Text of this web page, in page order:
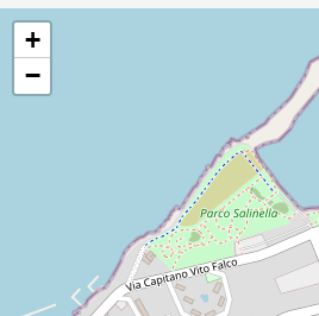
+
−